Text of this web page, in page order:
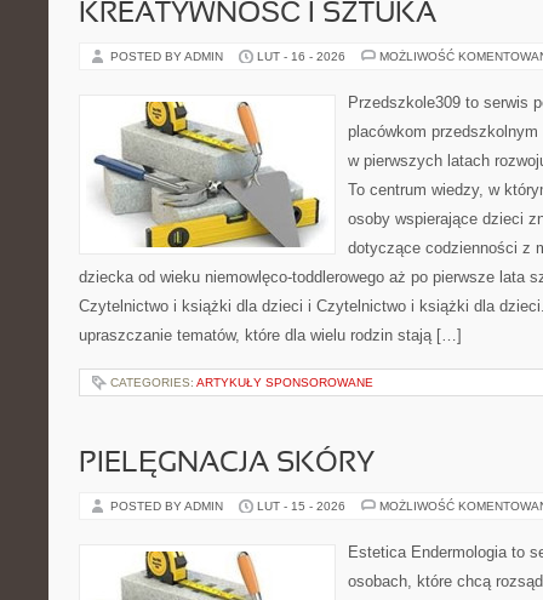
KREATYWNOŚĆ I SZTUKA
POSTED BY ADMIN LUT - 16 - 2026 MOŻLIWOŚĆ
Przedszkole309 to serwis
placówkom
w pierwszych latach
To centrum wiedzy, w
osoby wspierające dzieci
dotyczące codzienności z
dziecka od wieku niemowlęco-toddlerowego aż po pierwsze lata
Czytelnictwo i książki dla dzieci i Czytelnictwo i książki dla
upraszczanie tematów, które dla wielu rodzin stają […]
CATEGORIES: ARTYKUŁY SPONSOROWANE
PIELĘGNACJA SKÓRY
POSTED BY ADMIN LUT - 15 - 2026 MOŻLIWOŚĆ
Estetica Endermologia to
osobach, które chcą